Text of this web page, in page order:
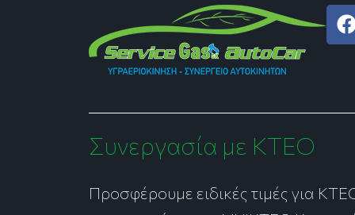
F
a
Συνεργασία με ΚΤΕΟ
Προσφέρουμε ειδικές τιμές για